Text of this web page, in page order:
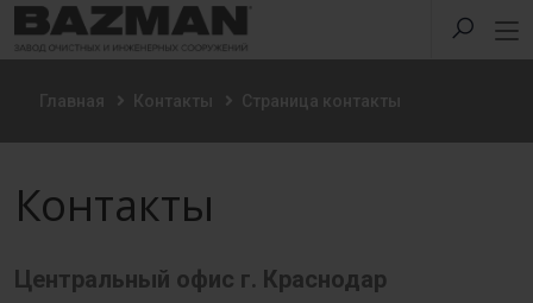
Главная Контакты Страница контакты
Контакты
Центральный офис г. Краснодар